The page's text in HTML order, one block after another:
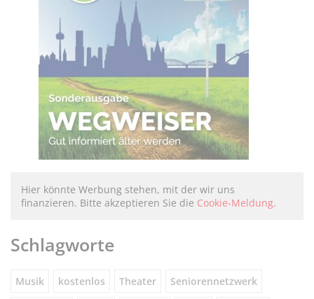
Hier könnte Werbung stehen, mit der wir uns
finanzieren. Bitte akzeptieren Sie die Cookie-Meldung.
Schlagworte
Musik kostenlos Theater Seniorennetzwerk